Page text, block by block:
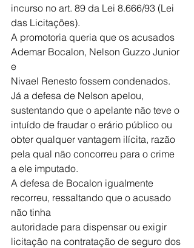
incurso no art. 89 da Lei 8.666/93 (Lei
das Licitações).
A promotoria queria que os acusados
Ademar Bocalon, Nelson Guzzo Junior
e
Nivael Renesto fossem condenados.
Já a defesa de Nelson apelou,
sustentando que o apelante não teve o
intuído de fraudar o erário público ou
obter qualquer vantagem ilícita, razão
pela qual não concorreu para o crime
a ele imputado.
A defesa de Bocalon igualmente
recorreu, ressaltando que o acusado
não tinha
autoridade para dispensar ou exigir
licitação na contratação de seguro dos